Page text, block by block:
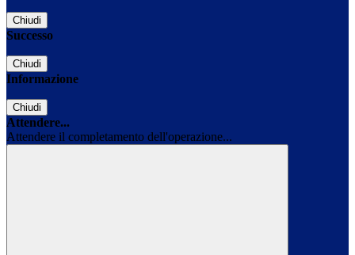
Chiudi
Successo
Chiudi
Informazione
Chiudi
Attendere...
Attendere il completamento dell'operazione...